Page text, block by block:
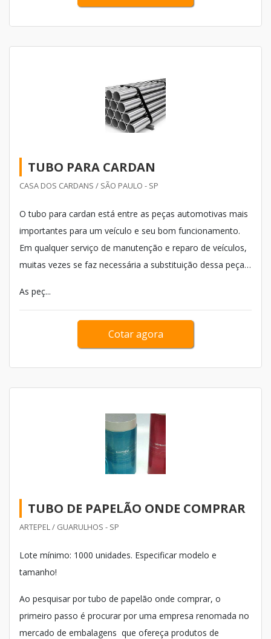
TUBO PARA CARDAN
CASA DOS CARDANS / SÃO PAULO - SP
O tubo para cardan está entre as peças automotivas mais
importantes para um veículo e seu bom funcionamento.
Em qualquer serviço de manutenção e reparo de veículos,
muitas vezes se faz necessária a substituição dessa peça,
pode fazer o veículo ficar parado no meio da rua sem
As peç...
Cotar agora
TUBO DE PAPELÃO ONDE COMPRAR
ARTEPEL / GUARULHOS - SP
Lote mínimo: 1000 unidades. Especificar modelo e
tamanho!
Ao pesquisar por tubo de papelão onde comprar, o
primeiro passo é procurar por uma empresa renomada no
mercado de embalagens que ofereça produtos de